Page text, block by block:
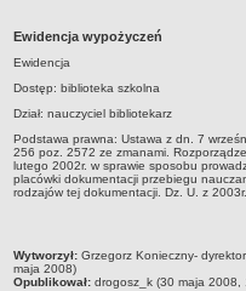
ARCHIWUM SZKÓŁ I PLACÓWEK
Zlikwidowane gimnazja
Wielofunkcyjna Placówka
SPECJALNE OŚRODKI SZKOLNO-
Specjalny Ośrodek nr 1
Dane podstawowe
Ewidencja wypożyczeń
Ewidencja
Dostęp: biblioteka szkolna
Dział: nauczyciel bibliotekarz
Podstawa prawna: Ustawa z dn. 7
256 poz. 2572 ze zmanami.
lutego 2002r. w sprawie sposobu
placówki dokumentacji przebiegu
rodzajów tej dokumentacji. Dz. U. z
metryczka
Wytworzył: Grzegorz Konieczny-
maja 2008)
Opublikował: drogosz_k (30 maja 2008,